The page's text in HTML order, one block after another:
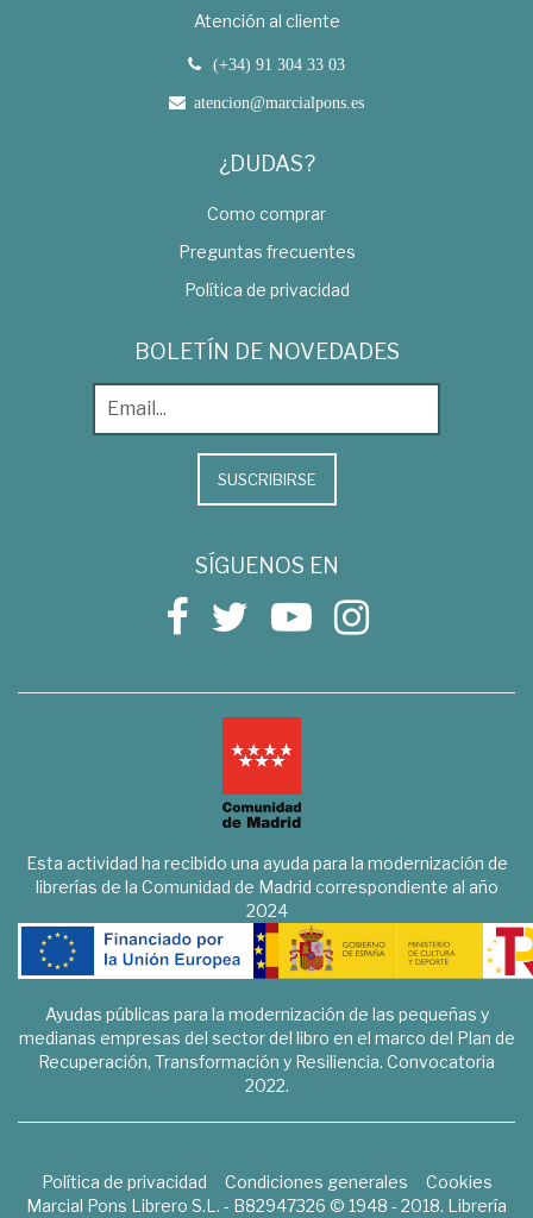
Atención al cliente
(+34) 91 304 33 03
atencion@marcialpons.es
¿DUDAS?
Como comprar
Preguntas frecuentes
Política de privacidad
BOLETÍN DE NOVEDADES
SUSCRIBIRSE
SÍGUENOS EN
Esta actividad ha recibido una ayuda para la modernización de
librerías de la Comunidad de Madrid correspondiente al año
2024
Ayudas públicas para la modernización de las pequeñas y
medianas empresas del sector del libro en el marco del Plan de
Recuperación, Transformación y Resiliencia. Convocatoria
2022.
Política de privacidad Condiciones generales
Cookies
Marcial Pons Librero S.L. - B82947326 © 1948 - 2018. Librería